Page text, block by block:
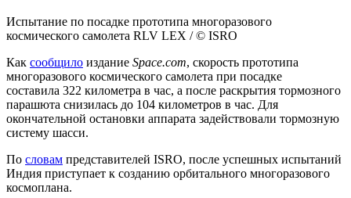
Испытание по посадке прототипа многоразового
космического самолета RLV LEX / © ISRO
Как сообщило издание Space.com, скорость прототипа
многоразового космического самолета при посадке
составила 322 километра в час, а после раскрытия тормозного
парашюта снизилась до 104 километров в час. Для
окончательной остановки аппарата задействовали тормозную
систему шасси.
По словам представителей ISRO, после успешных испытаний
Индия приступает к созданию орбитального многоразового
космоплана.